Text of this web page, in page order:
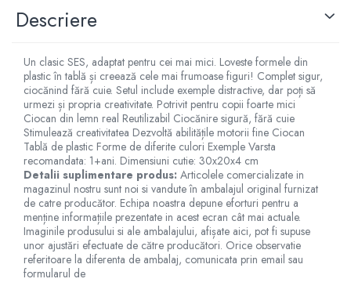
Puzzle clasic
Puzzle incastru
IQ puzzle
Jucarii bebelusi
Jucarii de baie
Zornaitoare
Jucarii dentitie
Jucarii senzoriale
Jucarii motrice pentru bebelusi
Saltele de activitati pentru bebe
Jucarii de sortat
Jucarii muzicale bebelusi
Puzzle bebelusi
Descriere
Un clasic SES, adaptat pentru cei mai mici. Loveste formele din
plastic în tablă și creează cele mai frumoase figuri! Complet sigur,
ciocănind fără cuie. Setul include exemple distractive, dar poți să
urmezi și propria creativitate. Potrivit pentru copii foarte mici
Ciocan din lemn real Reutilizabil Ciocănire sigură, fără cuie
Stimulează creativitatea Dezvoltă abilitățile motorii fine Ciocan
Tablă de plastic Forme de diferite culori Exemple Varsta
recomandata: 1+ani. Dimensiuni cutie: 30x20x4 cm
Detalii suplimentare produs: Articolele comercializate in
magazinul nostru sunt noi si vandute în ambalajul original furnizat
de catre producător. Echipa noastra depune eforturi pentru a
menține informațiile prezentate in acest ecran cât mai actuale.
Imaginile produsului si ale ambalajului, afișate aici, pot fi supuse
unor ajustări efectuate de către producători. Orice observatie
referitoare la diferenta de ambalaj, comunicata prin email sau
formularul de